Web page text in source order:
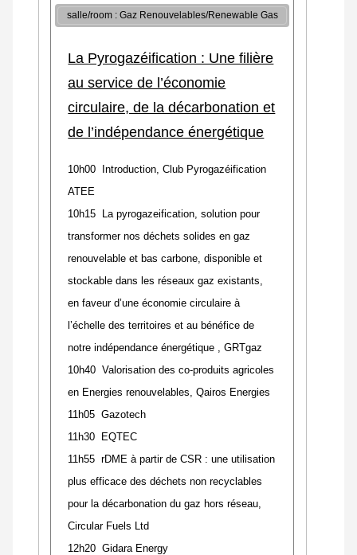
salle/room : Gaz Renouvelables/Renewable Gas
La Pyrogazéification : Une filière
au service de l’économie
circulaire, de la décarbonation et
de l’indépendance énergétique
10h00 Introduction, Club Pyrogazéification
ATEE
10h15 La pyrogazeification, solution pour
transformer nos déchets solides en gaz
renouvelable et bas carbone, disponible et
stockable dans les réseaux gaz existants,
en faveur d’une économie circulaire à
l’échelle des territoires et au bénéfice de
notre indépendance énergétique , GRTgaz
10h40 Valorisation des co-produits agricoles
en Energies renouvelables, Qairos Energies
11h05 Gazotech
11h30 EQTEC
11h55 rDME à partir de CSR : une utilisation
plus efficace des déchets non recyclables
pour la décarbonation du gaz hors réseau,
Circular Fuels Ltd
12h20 Gidara Energy